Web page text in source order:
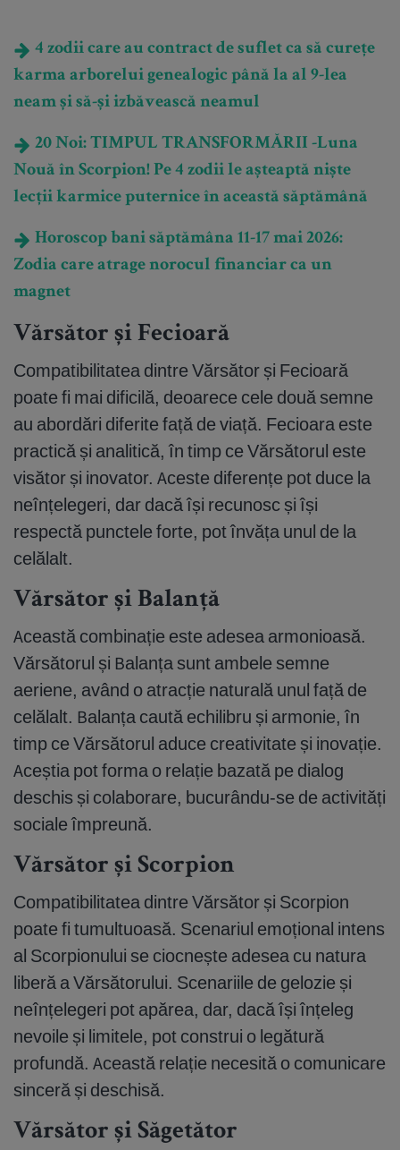
4 zodii care au contract de suflet ca să curețe
karma arborelui genealogic până la al 9-lea
neam și să-și izbăvească neamul
20 Noi: TIMPUL TRANSFORMĂRII -Luna
Nouă în Scorpion! Pe 4 zodii le așteaptă niște
lecții karmice puternice în această săptămână
Horoscop bani săptămâna 11-17 mai 2026:
Zodia care atrage norocul financiar ca un
magnet
Vărsător și Fecioară
Compatibilitatea dintre Vărsător și Fecioară
poate fi mai dificilă, deoarece cele două semne
au abordări diferite față de viață. Fecioara este
practică și analitică, în timp ce Vărsătorul este
visător și inovator. Aceste diferențe pot duce la
neînțelegeri, dar dacă își recunosc și își
respectă punctele forte, pot învăța unul de la
celălalt.
Vărsător și Balanță
Această combinație este adesea armonioasă.
Vărsătorul și Balanța sunt ambele semne
aeriene, având o atracție naturală unul față de
celălalt. Balanța caută echilibru și armonie, în
timp ce Vărsătorul aduce creativitate și inovație.
Aceștia pot forma o relație bazată pe dialog
deschis și colaborare, bucurându-se de activități
sociale împreună.
Vărsător și Scorpion
Compatibilitatea dintre Vărsător și Scorpion
poate fi tumultuoasă. Scenariul emoțional intens
al Scorpionului se ciocnește adesea cu natura
liberă a Vărsătorului. Scenariile de gelozie și
neînțelegeri pot apărea, dar, dacă își înțeleg
nevoile și limitele, pot construi o legătură
profundă. Această relație necesită o comunicare
sinceră și deschisă.
Vărsător și Săgetător